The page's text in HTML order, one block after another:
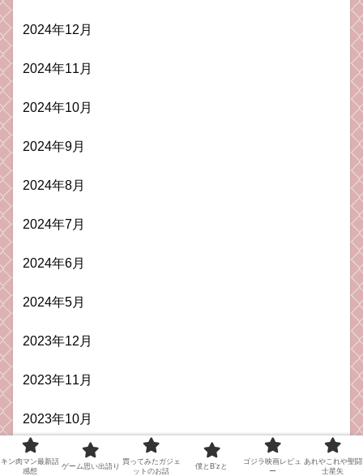
2024年12月
2024年11月
2024年10月
2024年9月
2024年8月
2024年7月
2024年6月
2024年5月
2023年12月
2023年11月
2023年10月
2023年9月
キン肉マン最新話
感想
ゲーム思い出語り
買ってみたガジェ
ットのお話
僕とB’zと
ゴジラ映画レビュ
ー
あれやこれや聖闘
士星矢